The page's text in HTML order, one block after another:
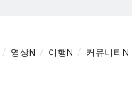
영상N 여행N 커뮤니티N